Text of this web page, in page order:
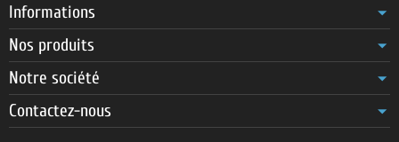
Informations
Nos produits
Notre société
Contactez-nous